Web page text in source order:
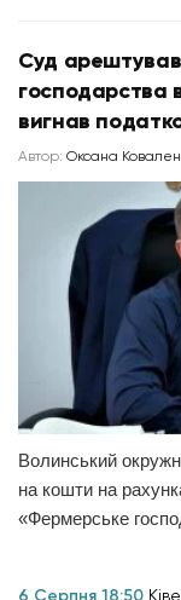
Суд
господарства
вигнав
Автор: Оксана
Волинський
на кошти на
«Фермерське
6 Серпня 18:50